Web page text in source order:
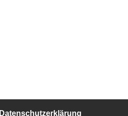
Datenschutzerklärung